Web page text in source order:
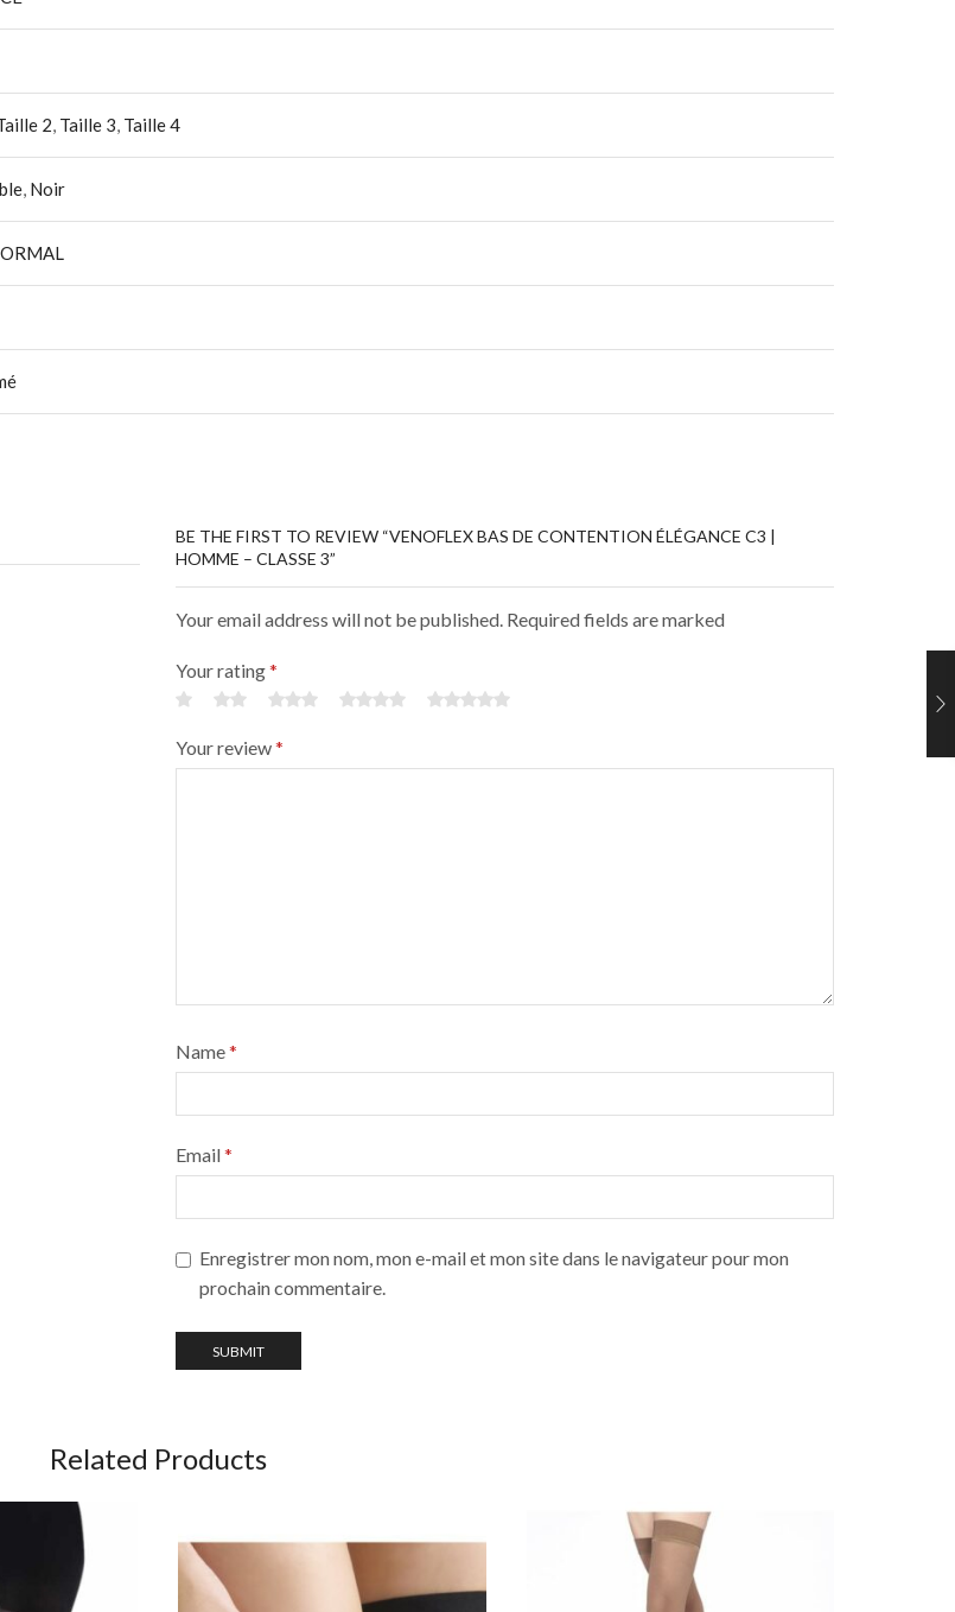
2, Taille 3, Taille 4
, Noir
BE THE FIRST TO REVIEW “VENOFLEX BAS DE CONTENTION ÉLÉGANCE C3 |
HOMME – CLASSE 3”
Your email address will not be published. Required fields are marked
Your rating*
Your review*
Name*
Email*
Enregistrer mon nom, mon e-mail et mon site dans le navigateur pour mon
prochain commentaire.
Related Products